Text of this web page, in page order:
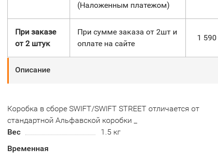
(Наложенным платежом)
При заказе
от 2 штук
При сумме заказа от 2шт и
оплате на сайте
1 590
Описание
Коробка в сборе SWIFT/SWIFT STREET отличается от
стандартной Альфавской коробки _
Вес
1.5 кг
Временная